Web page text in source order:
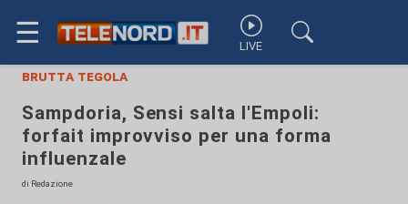
☰ LIVE
brutta tegola
Sampdoria, Sensi salta l'Empoli:
forfait improvviso per una forma
influenzale
di Redazione